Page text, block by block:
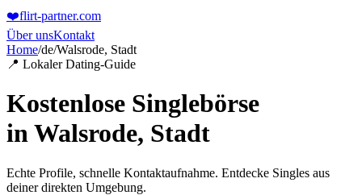
❤️flirt-partner.com
Über unsKontakt
Home/de/Walsrode, Stadt
📍 Lokaler Dating-Guide
Kostenlose Singlebörse
inWalsrode, Stadt
Echte Profile, schnelle Kontaktaufnahme. Entdecke Singles aus
deiner direkten Umgebung.